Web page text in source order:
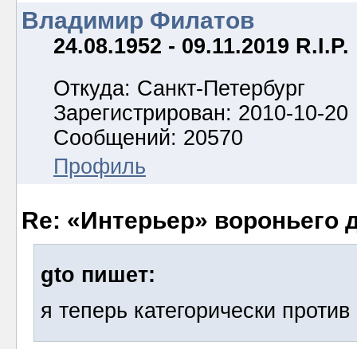
Владимир Филатов
24.08.1952 - 09.11.2019 R.I.P.
Откуда: Санкт-Петербург
Зарегистрирован: 2010-10-20
Сообщений: 20570
Профиль
Re: «Интерьер» вороньего
gto пишет:
я теперь категорически против